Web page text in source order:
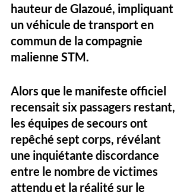
hauteur de Glazoué, impliquant
un véhicule de transport en
commun de la compagnie
malienne STM.
Alors que le manifeste officiel
recensait six passagers restant,
les équipes de secours ont
repêché sept corps, révélant
une inquiétante discordance
entre le nombre de victimes
attendu et la réalité sur le